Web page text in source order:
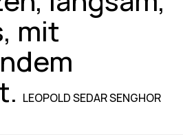
mit
LEOPOLD SEDAR SENGHOR